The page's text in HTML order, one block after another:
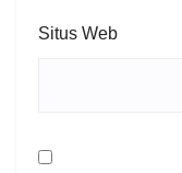
Situs Web